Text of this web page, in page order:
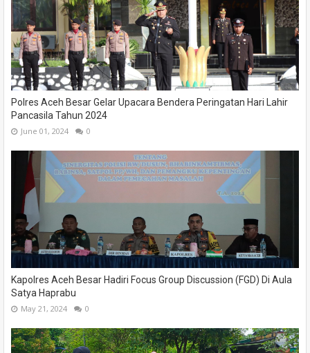
Polres Aceh Besar Gelar Upacara Bendera Peringatan Hari Lahir
Pancasila Tahun 2024
June 01, 2024 0
Kapolres Aceh Besar Hadiri Focus Group Discussion (FGD) Di Aula
Satya Haprabu
May 21, 2024 0